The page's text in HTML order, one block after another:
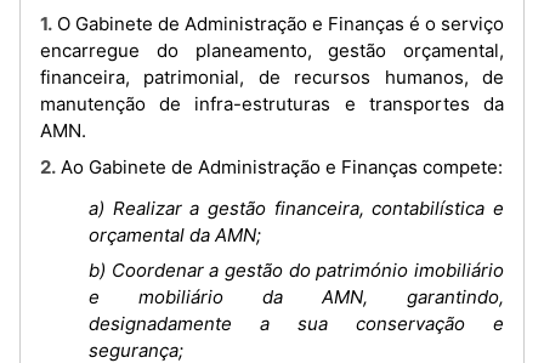
1. O Gabinete de Administração e Finanças é o serviço
encarregue do planeamento, gestão orçamental,
financeira, patrimonial, de recursos humanos, de
manutenção de infra-estruturas e transportes da
AMN.
2. Ao Gabinete de Administração e Finanças compete:
a) Realizar a gestão financeira, contabilística e
orçamental da AMN;
b) Coordenar a gestão do património imobiliário
e mobiliário da AMN, garantindo,
designadamente a sua conservação e
segurança;